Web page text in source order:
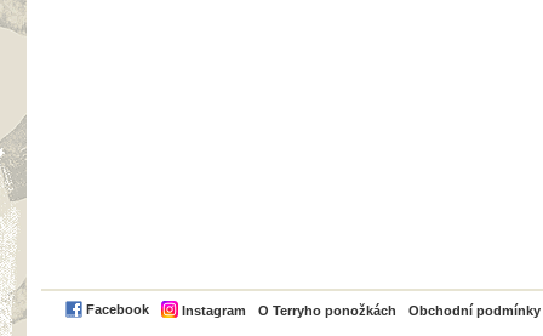
Facebook Instagram O Terryho ponožkách Obchodní podmínky
PayPal